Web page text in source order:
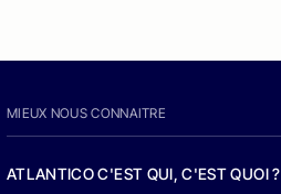
MIEUX NOUS CONNAITRE
ATLANTICO C'EST QUI, C'EST QUOI ?